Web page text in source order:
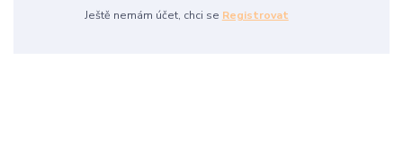
Ještě nemám účet, chci se Registrovat